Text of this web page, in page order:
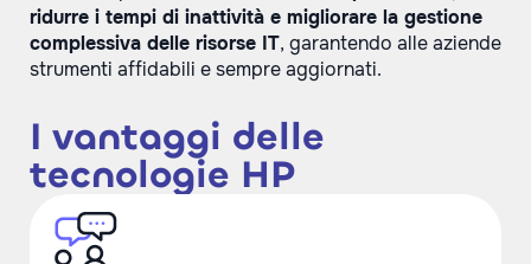
ridurre i tempi di inattività e migliorare la gestione
complessiva delle risorse IT, garantendo alle aziende
strumenti affidabili e sempre aggiornati.
I vantaggi delle
tecnologie HP